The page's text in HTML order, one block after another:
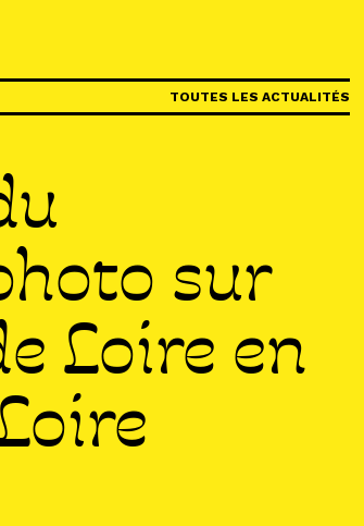
TOUTES LES ACTUALITÉS
sur
Loire en